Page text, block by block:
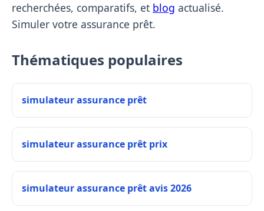
recherchées, comparatifs, et blog actualisé.
Simuler votre assurance prêt.
Thématiques populaires
simulateur assurance prêt
simulateur assurance prêt prix
simulateur assurance prêt avis 2026